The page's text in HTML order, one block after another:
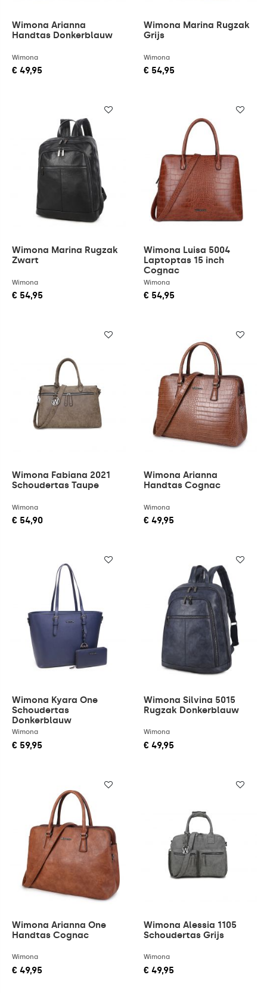
Wimona Arianna
Handtas Donkerblauw
Wimona
€ 49,95
Wimona Marina Rugzak
Grijs
Wimona
€ 54,95
Wimona Marina Rugzak
Zwart
Wimona
€ 54,95
Wimona Luisa 5004
Laptoptas 15 inch
Cognac
Wimona
€ 54,95
Wimona Fabiana 2021
Schoudertas Taupe
Wimona
€ 54,90
Wimona Arianna
Handtas Cognac
Wimona
€ 49,95
Wimona Kyara One
Schoudertas
Donkerblauw
Wimona
€ 59,95
Wimona Silvina 5015
Rugzak Donkerblauw
Wimona
€ 49,95
Wimona Arianna One
Handtas Cognac
Wimona
€ 49,95
Wimona Alessia 1105
Schoudertas Grijs
Wimona
€ 49,95